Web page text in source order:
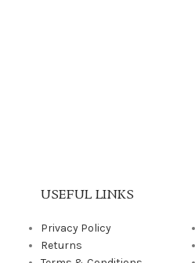
USEFUL LINKS
Privacy Policy
Returns